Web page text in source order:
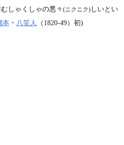
しゃくしゃの悪々 (ニクニク) しいとい
本 ・ 八笑人 （1820‐49）初)